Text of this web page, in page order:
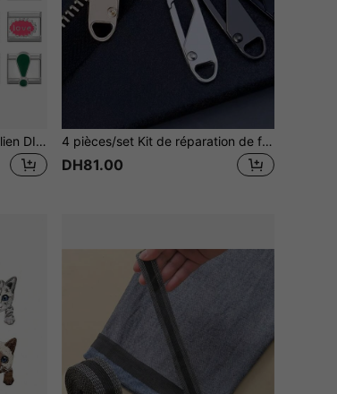
Kit de bracelet modulaire italien DIY (1 pièce), décoré de pentagrammes, de bonbons et de cœurs. Idéal comme cadeau pour les fêtes (amis/couples), pour Noël, le Nouvel An, Halloween, la Saint-Valentin. Design charmant, bijou en acier inoxydable, fabrication locale, pratique et à la mode. Un indispensable pour Noël et Halloween. Couleurs automnales douces, style Noël. 4 pièces/set Kit de réparation de fermeture éclair - Réparez rapidement les fermetures éclair cassées sur les valises, les sacs et autres articles. Idéal pour l'été et l'école
DH81.00